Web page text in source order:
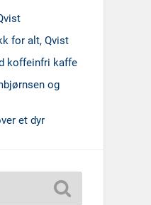
for alt, Qvist
koffeinfri kaffe
og
et dyr